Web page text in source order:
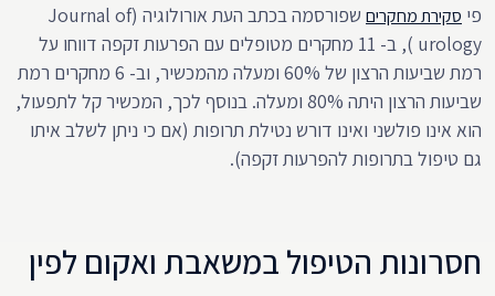
פי סקירת מחקרים
שפורסמה בכתב העת אורולוגיה (Journal of
urology ), ב- 11 מחקרים מטופלים עם הפרעות זקפה דווחו על
רמת שביעות הרצון של 60% ומעלה מהמכשיר, וב- 6 מחקרים רמת
שביעות הרצון היתה 80% ומעלה. בנוסף לכך, המכשיר קל לתפעול,
הוא אינו פולשני ואינו דורש נטילת תרופות (אם כי ניתן לשלב איתו
גם טיפול בתרופות להפרעות זקפה).
חסרונות הטיפול במשאבת ואקום לפין